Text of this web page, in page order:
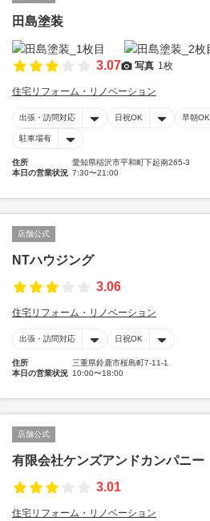
田島塗装
3.07 写真 1枚
住宅リフォーム・リノベーション
出張・訪問対応 日祝OK 早朝OK
駐車場有
住所
愛知県稲沢市平和町下起南265-3
本日の営業状況 7:30〜21:00
店舗公式
NTハウジング
3.06
住宅リフォーム・リノベーション
出張・訪問対応 日祝OK
住所
三重県鈴鹿市桜島町7-11-1
本日の営業状況 10:00〜18:00
店舗公式
有限会社ケンズアンドカンパニー
3.01
住宅リフォーム・リノベーション